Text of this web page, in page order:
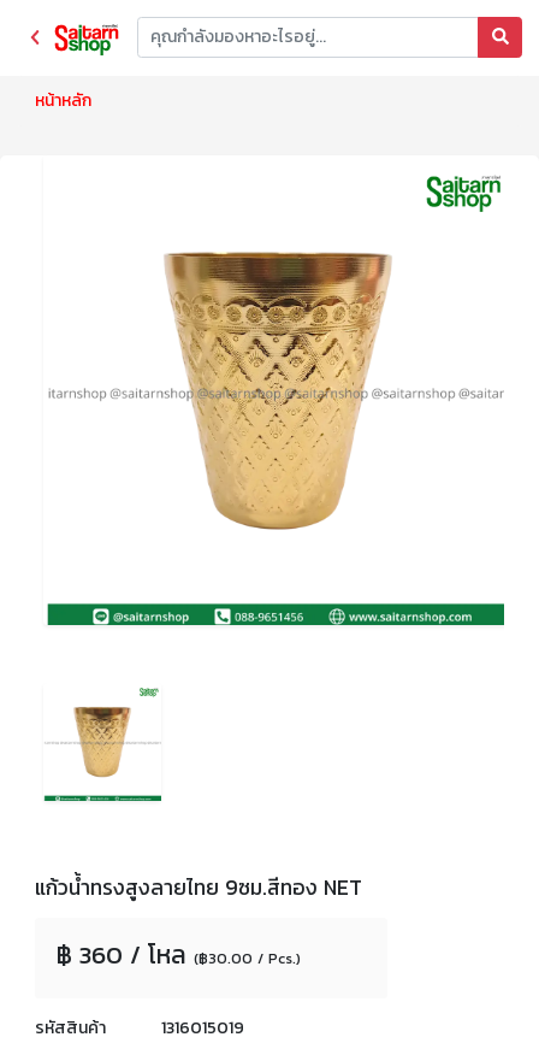
หน้าหลัก
แก้วน้ำทรงสูงลายไทย 9ซม.สีทอง NET
฿ 360 / โหล (฿30.00 / Pcs.)
รหัสสินค้า 1316015019